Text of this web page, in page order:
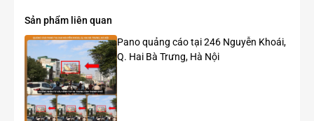
Sản phẩm liên quan
Pano quảng cáo tại 246 Nguyễn Khoái,
Q. Hai Bà Trưng, Hà Nội